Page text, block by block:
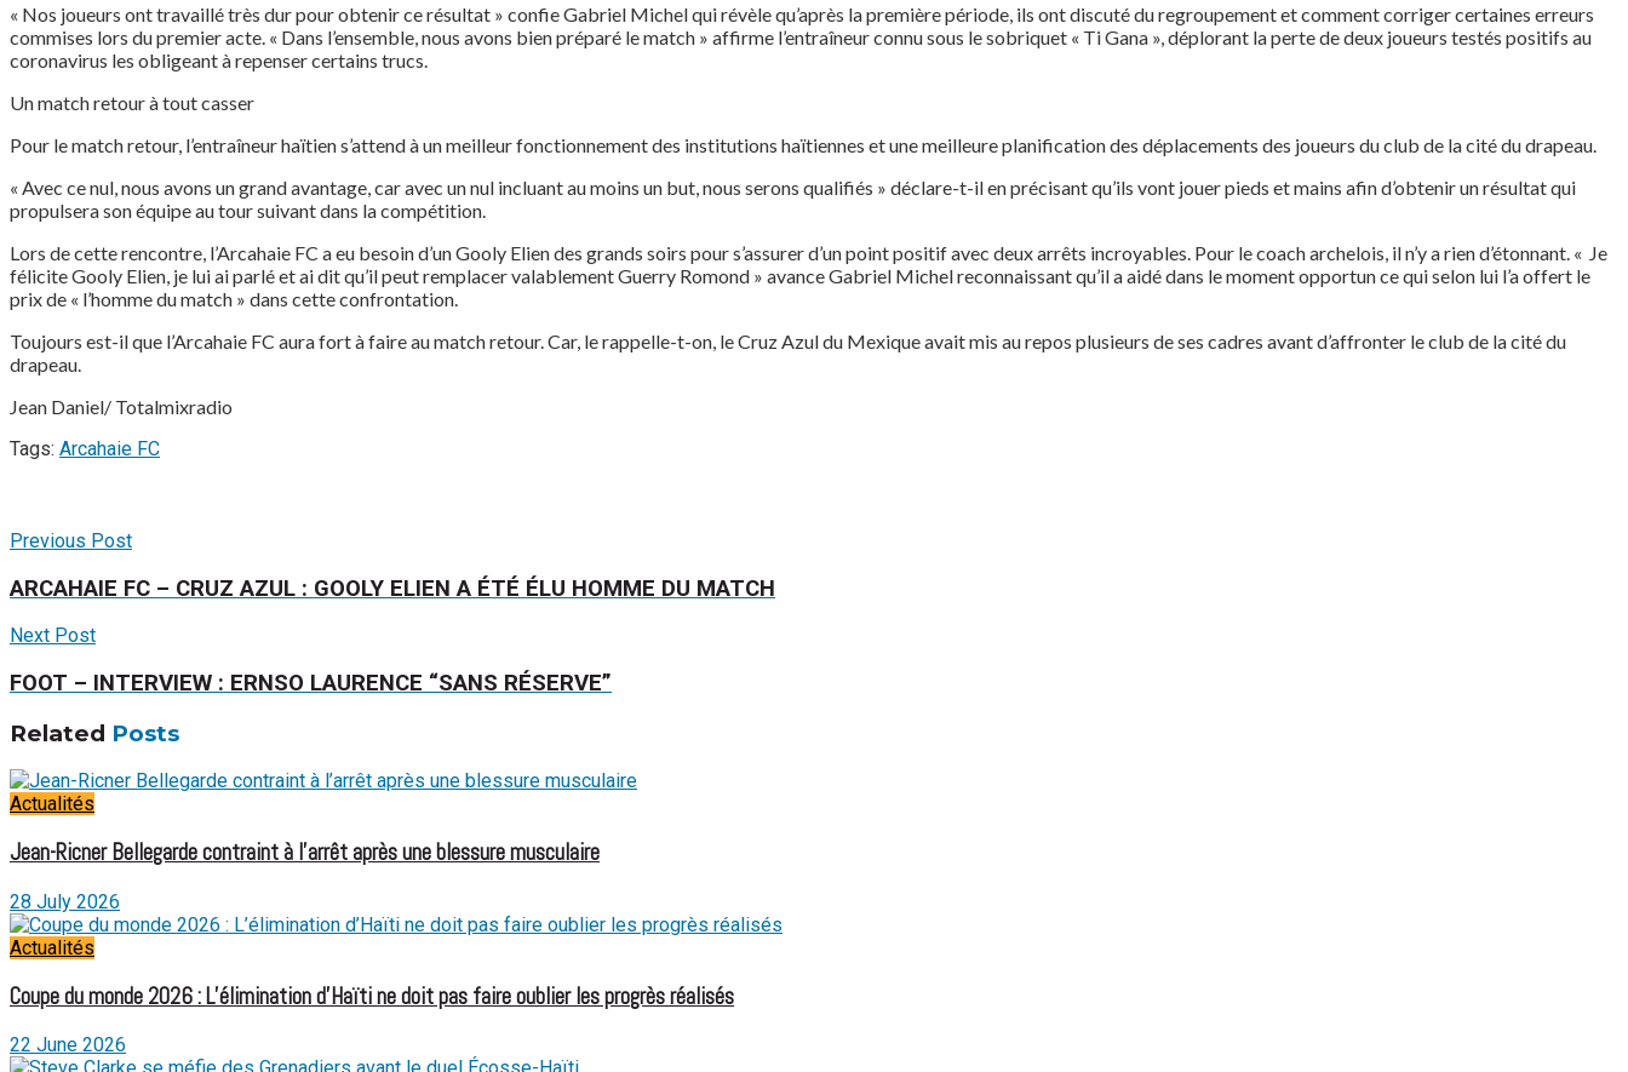
« Nos joueurs ont travaillé très dur pour obtenir ce résultat » confie Gabriel Michel qui révèle qu’après la première période, ils ont discuté du regroupement et comment corriger certaines erreurs
commises lors du premier acte. « Dans l’ensemble, nous avons bien préparé le match » affirme l’entraîneur connu sous le sobriquet « Ti Gana », déplorant la perte de deux joueurs testés positifs au
coronavirus les obligeant à repenser certains trucs.
Un match retour à tout casser
Pour le match retour, l’entraîneur haïtien s’attend à un meilleur fonctionnement des institutions haïtiennes et une meilleure planification des déplacements des joueurs du club de la cité du drapeau.
« Avec ce nul, nous avons un grand avantage, car avec un nul incluant au moins un but, nous serons qualifiés » déclare-t-il en précisant qu’ils vont jouer pieds et mains afin d’obtenir un résultat qui
propulsera son équipe au tour suivant dans la compétition.
Lors de cette rencontre, l’Arcahaie FC a eu besoin d’un Gooly Elien des grands soirs pour s’assurer d’un point positif avec deux arrêts incroyables. Pour le coach archelois, il n’y a rien d’étonnant. « Je
félicite Gooly Elien, je lui ai parlé et ai dit qu’il peut remplacer valablement Guerry Romond » avance Gabriel Michel reconnaissant qu’il a aidé dans le moment opportun ce qui selon lui l’a offert le
prix de « l’homme du match » dans cette confrontation.
Toujours est-il que l’Arcahaie FC aura fort à faire au match retour. Car, le rappelle-t-on, le Cruz Azul du Mexique avait mis au repos plusieurs de ses cadres avant d’affronter le club de la cité du
drapeau.
Jean Daniel/ Totalmixradio
Tags: Arcahaie FC
Previous Post
ARCAHAIE FC – CRUZ AZUL : GOOLY ELIEN A ÉTÉ ÉLU HOMME DU MATCH
Next Post
FOOT – INTERVIEW : ERNSO LAURENCE “SANS RÉSERVE”
Related Posts
Actualités
Jean-Ricner Bellegarde contraint à l’arrêt après une blessure musculaire
28 July 2026
Actualités
Coupe du monde 2026 : L’élimination d’Haïti ne doit pas faire oublier les progrès réalisés
22 June 2026